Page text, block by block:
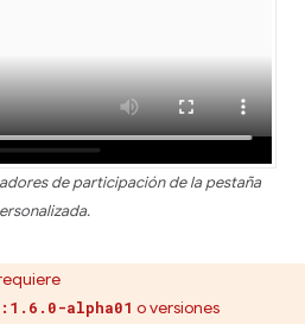
de participación de la pestaña
alpha01 o versiones